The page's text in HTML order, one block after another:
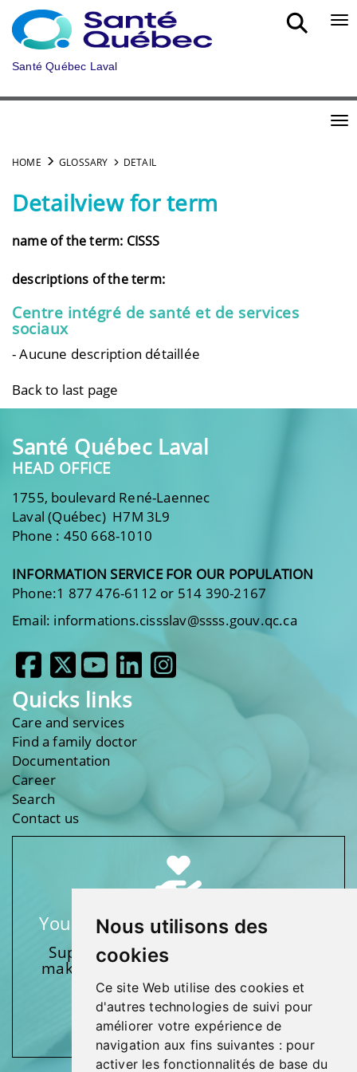
Nous utilisons des
cookies
Ce site Web utilise des cookies et
d'autres technologies de suivi pour
améliorer votre expérience de
navigation aux fins suivantes : pour
activer les fonctionnalités de base du
Skip to main content
Santé Québec Laval
HOME GLOSSARY DETAIL
Detailview for term
name of the term: CISSS
descriptions of the term:
Centre intégré de santé et de services
sociaux
- Aucune description détaillée
Back to last page
Santé Québec Laval
HEAD OFFICE
1755, boulevard René-Laennec
Laval (Québec) H7M 3L9
Phone : 450 668-1010
INFORMATION SERVICE FOR OUR POPULATION
Phone:1 877 476-6112 or 514 390-2167
Email: informations.cissslav@ssss.gouv.qc.ca
Quicks links
Care and services
Find a family doctor
Documentation
Career
Search
Contact us
Your support makes a difference
Support one of our foundations by
making a donation and participating
in activities.
Give generously!